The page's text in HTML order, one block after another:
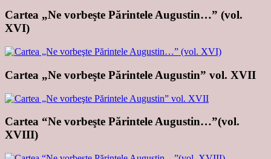
Cartea „Ne vorbeşte Părintele Augustin…” (vol.
XVI)
Cartea „Ne vorbeşte Părintele Augustin” vol. XVII
Cartea “Ne vorbeşte Părintele Augustin…”(vol.
XVIII)